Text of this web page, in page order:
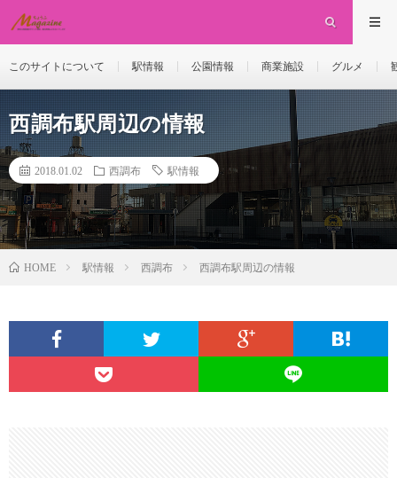
このサイトについて 駅情報 公園情報 商業施設 グルメ
西調布駅周辺の情報
2018.01.02 西調布 駅情報
HOME 駅情報 西調布 西調布駅周辺の情報